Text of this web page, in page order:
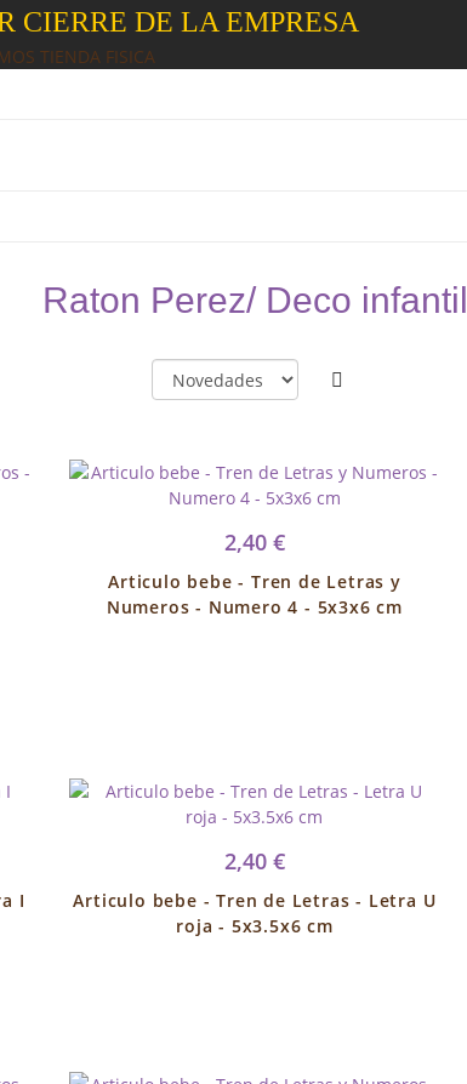
CIERRE DE LA EMPRESA
TIENDA FISICA
Raton Perez/ Deco infantil
2,40 €
Articulo bebe - Tren de Letras y
Numeros - Numero 4 - 5x3x6 cm
I
2,40 €
Articulo bebe - Tren de Letras - Letra U
roja - 5x3.5x6 cm